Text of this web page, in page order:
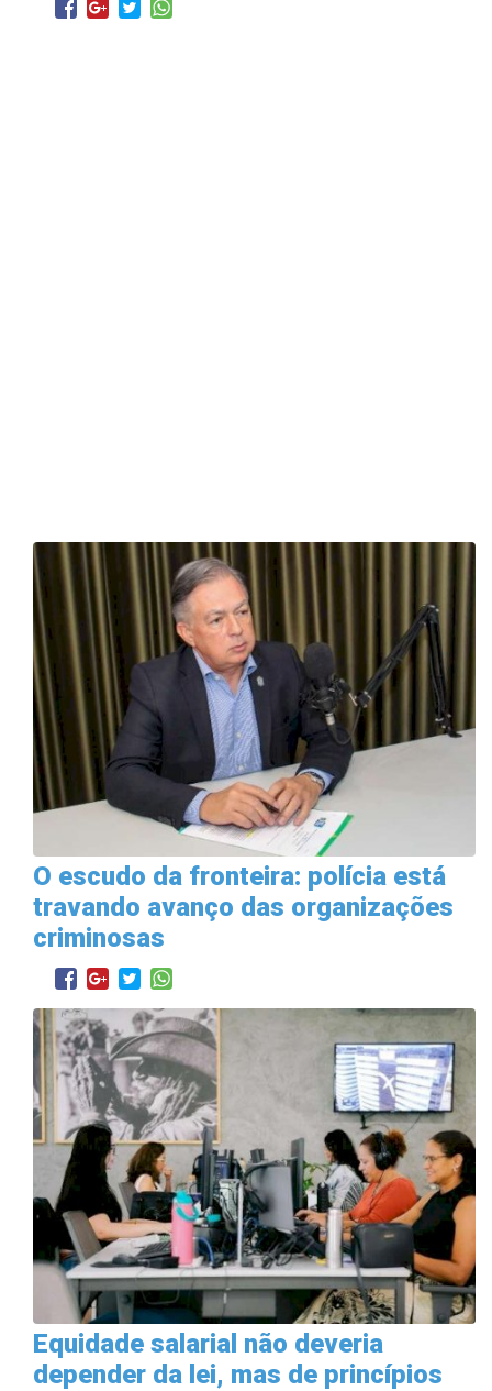
O escudo da fronteira: polícia está
travando avanço das organizações
criminosas
Equidade salarial não deveria
depender da lei, mas de princípios